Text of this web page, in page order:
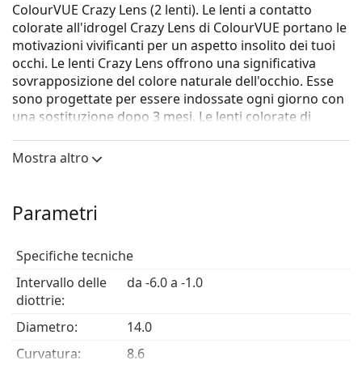
ColourVUE Crazy Lens (2 lenti). Le lenti a contatto
colorate all'idrogel Crazy Lens di ColourVUE portano le
motivazioni vivificanti per un aspetto insolito dei tuoi
occhi. Le lenti Crazy Lens offrono una significativa
sovrapposizione del colore naturale dell'occhio. Esse
sono progettate per essere indossate ogni giorno con
una sostituzione dopo 3 mesi. Le lenti colorate di
La tecnologia di produzione utilizzata garantisce la
il colore si trova negli strati interni della lente.
istruzioni prima dell'uso.
Lenti a contatto colorate intense, naturali o folli?
quali sono le lenti perfette per te!
Mostra altro
Parametri
Specifiche tecniche
Intervallo delle
diottrie:
da -6.0 a -1.0
Diametro:
14.0
Curvatura:
8.6